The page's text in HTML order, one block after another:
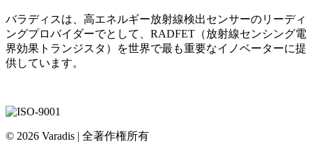
バラディスは、高エネルギー放射線検出センサーのリーディ
ングプロバイダーでとして、RADFET（放射線センシング電
界効果トランジスタ）を世界で最も重要なイノベーターに提
供しています。
© 2026 Varadis | 全著作権所有